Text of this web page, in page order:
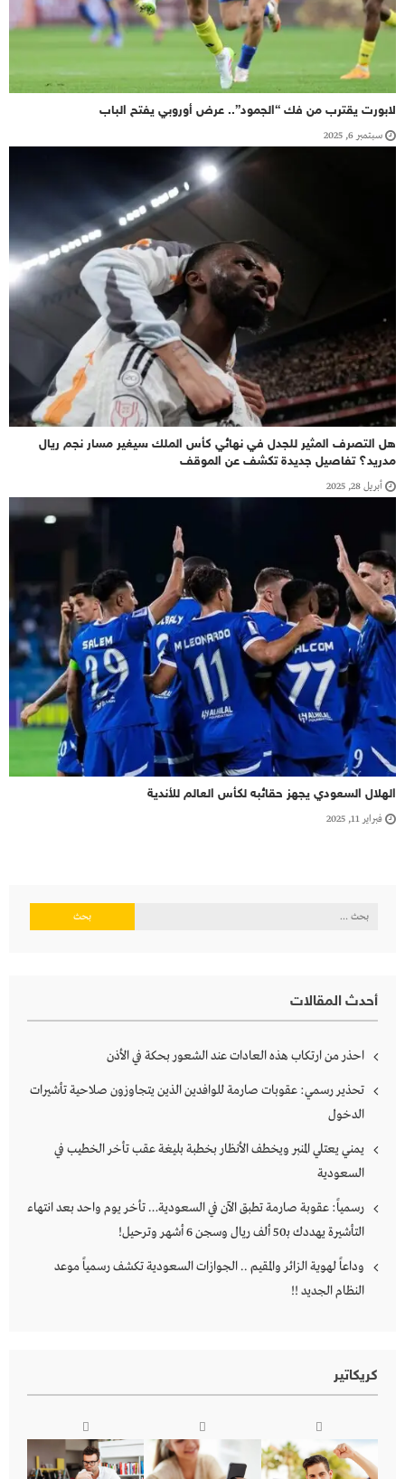
لابورت يقترب من فك “الجمود”.. عرض أوروبي يفتح الباب
سبتمبر 6, 2025
هل التصرف المثير للجدل في نهائي كأس الملك سيغير مسار نجم ريال
مدريد؟ تفاصيل جديدة تكشف عن الموقف
أبريل 28, 2025
الهلال السعودي يجهز حقائبه لكأس العالم للأندية
فبراير 11, 2025
البحث
أحدث المقالات
احذر من ارتكاب هذه العادات عند الشعور بحكة في الأذن
تحذير رسمي: عقوبات صارمة للوافدين الذين يتجاوزون صلاحية تأشيرات
الدخول
يمني يعتلي المنبر ويخطف الأنظار بخطبة بليغة عقب تأخر الخطيب في
السعودية
رسمياً: عقوبة صارمة تطبق الآن في السعودية… تأخر يوم واحد بعد انتهاء
التأشيرة يهددك بـ50 ألف ريال وسجن 6 أشهر وترحيل!
وداعاً لهوية الزائر والمقيم .. الجوازات السعودية تكشف رسمياً موعد
النظام الجديد !!
كريكاتير